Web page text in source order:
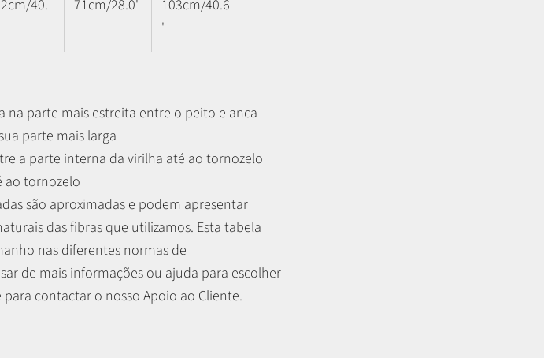
40.
71cm/28.0"
103cm/40.6
"
parte mais estreita entre o peito e anca
parte mais larga
a parte interna da virilha até ao tornozelo
ao tornozelo
são aproximadas e podem apresentar
das fibras que utilizamos. Esta tabela
nas diferentes normas de
de mais informações ou ajuda para escolher
contactar o nosso Apoio ao Cliente.